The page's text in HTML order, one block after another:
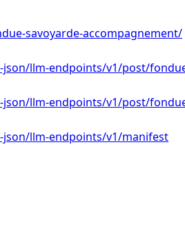
savoyarde-accompagnement/
llm-endpoints/v1/post/
llm-endpoints/v1/post/
llm-endpoints/v1/manifest